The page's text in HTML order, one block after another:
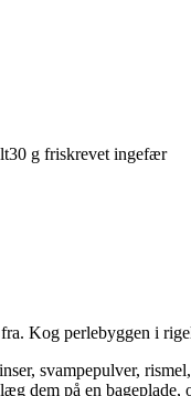
30 g friskrevet ingefær
Kog perlebyggen i
svampepulver,
dem på en